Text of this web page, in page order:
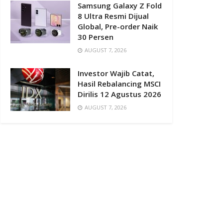
Samsung Galaxy Z Fold
8 Ultra Resmi Dijual
Global, Pre-order Naik
30 Persen
AUGUST 7, 2026
Investor Wajib Catat,
Hasil Rebalancing MSCI
Dirilis 12 Agustus 2026
AUGUST 7, 2026